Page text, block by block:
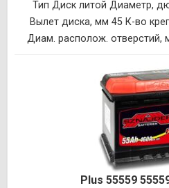
Тип Диск литой Диаметр,
Вылет диска, мм 45 К-во
Диам. располож. отверстий,
Plus 55559